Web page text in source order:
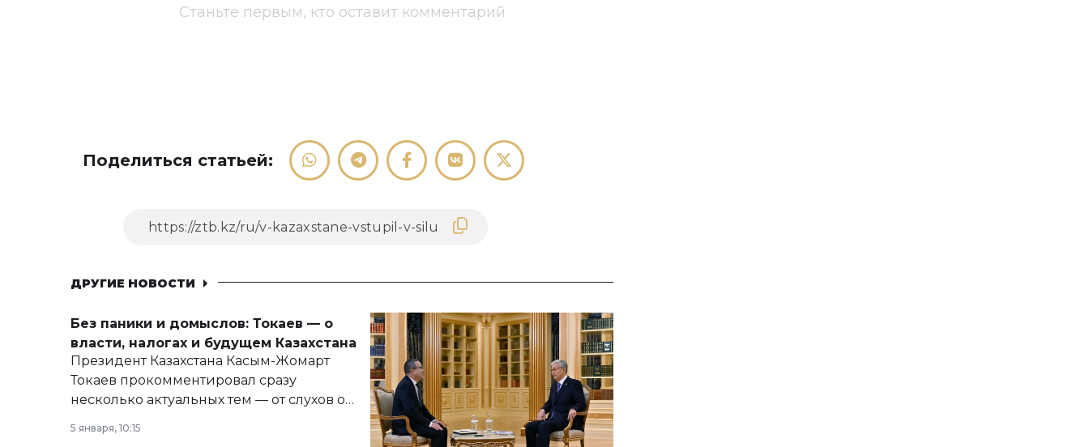
Станьте первым, кто оставит комментарий
Поделиться статьей:
ДРУГИЕ НОВОСТИ
Без паники и домыслов: Токаев — о
власти, налогах и будущем Казахстана
Президент Казахстана Касым-Жомарт
Токаев прокомментировал сразу
несколько актуальных тем — от слухов о
армии, экономики и личного здоровья.
5 января, 10:15